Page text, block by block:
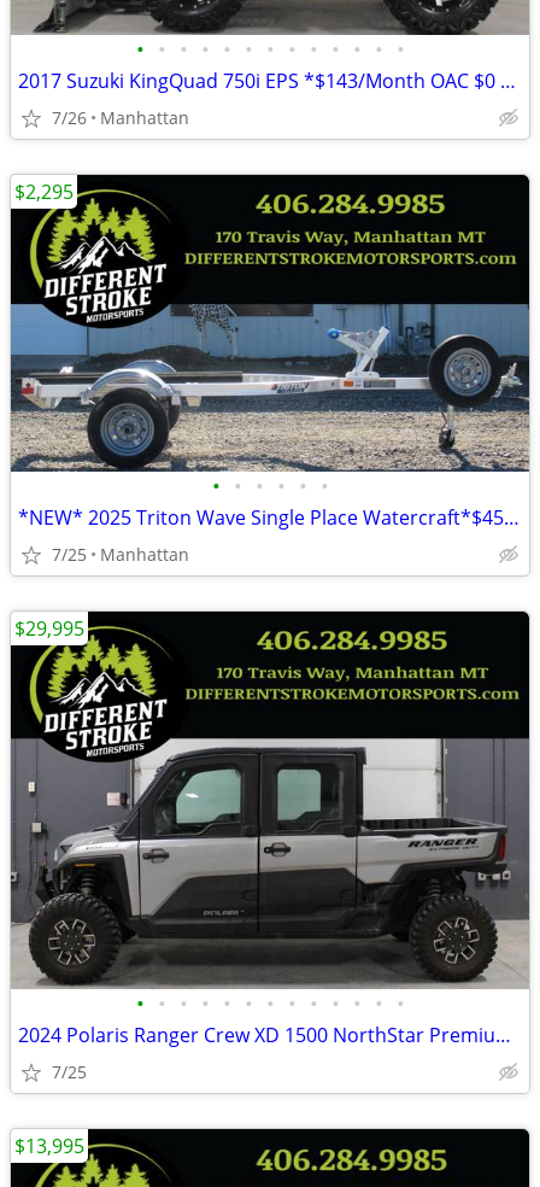
• • • • • • • • • • • • •
2017 Suzuki KingQuad 750i EPS *$143/Month OAC $0 Down* *Street Legal*
7/26 Manhattan
• • • • • •
*NEW* 2025 Triton Wave Single Place Watercraft*$45/Month OAC $0 Down*
7/25 Manhattan
$2,295
• • • • • • • • • • • • •
2024 Polaris Ranger Crew XD 1500 NorthStar Premium *$571/Month OAC*
7/25
$29,995
$13,995